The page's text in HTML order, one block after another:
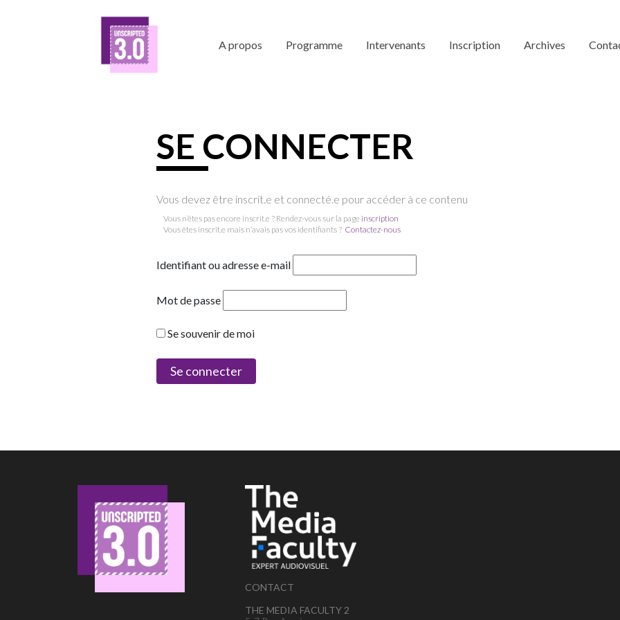
A propos Programme Intervenants Inscription Archives
SE CONNECTER
Vous devez être inscrit.e et connecté.e pour accéder à ce contenu
Vous n’êtes pas encore inscrit.e ? Rendez-vous sur la page inscription
Vous êtes inscrit.e mais n’avais pas vos identifiants ? Contactez-nous
Identifiant ou adresse e-mail
Mot de passe
Se souvenir de moi
CONTACT
THE MEDIA FACULTY 2